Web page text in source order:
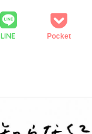
LINE Pocket